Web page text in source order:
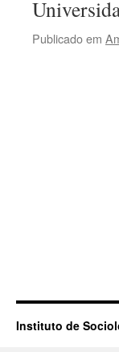
Publicado em
Instituto de